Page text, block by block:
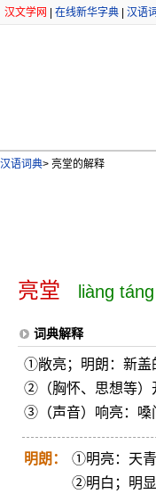
汉文学网 在线新华字典 汉语
汉语词典> 亮堂的解释
亮堂 liàng táng
词典解释
①敞亮；明朗：新盖
②（胸怀、思想等）
③（声音）响亮：嗓
明朗：
①明亮：天青
②明白；明显